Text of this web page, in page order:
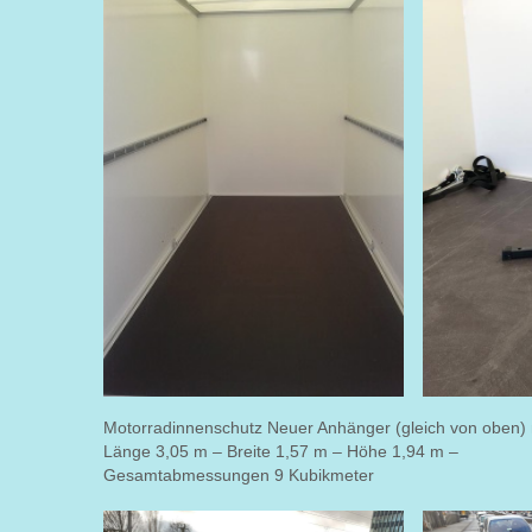
Motorradinnenschutz Neuer Anhänger (gleich von oben)
Länge 3,05 m – Breite 1,57 m – Höhe 1,94 m –
Gesamtabmessungen 9 Kubikmeter